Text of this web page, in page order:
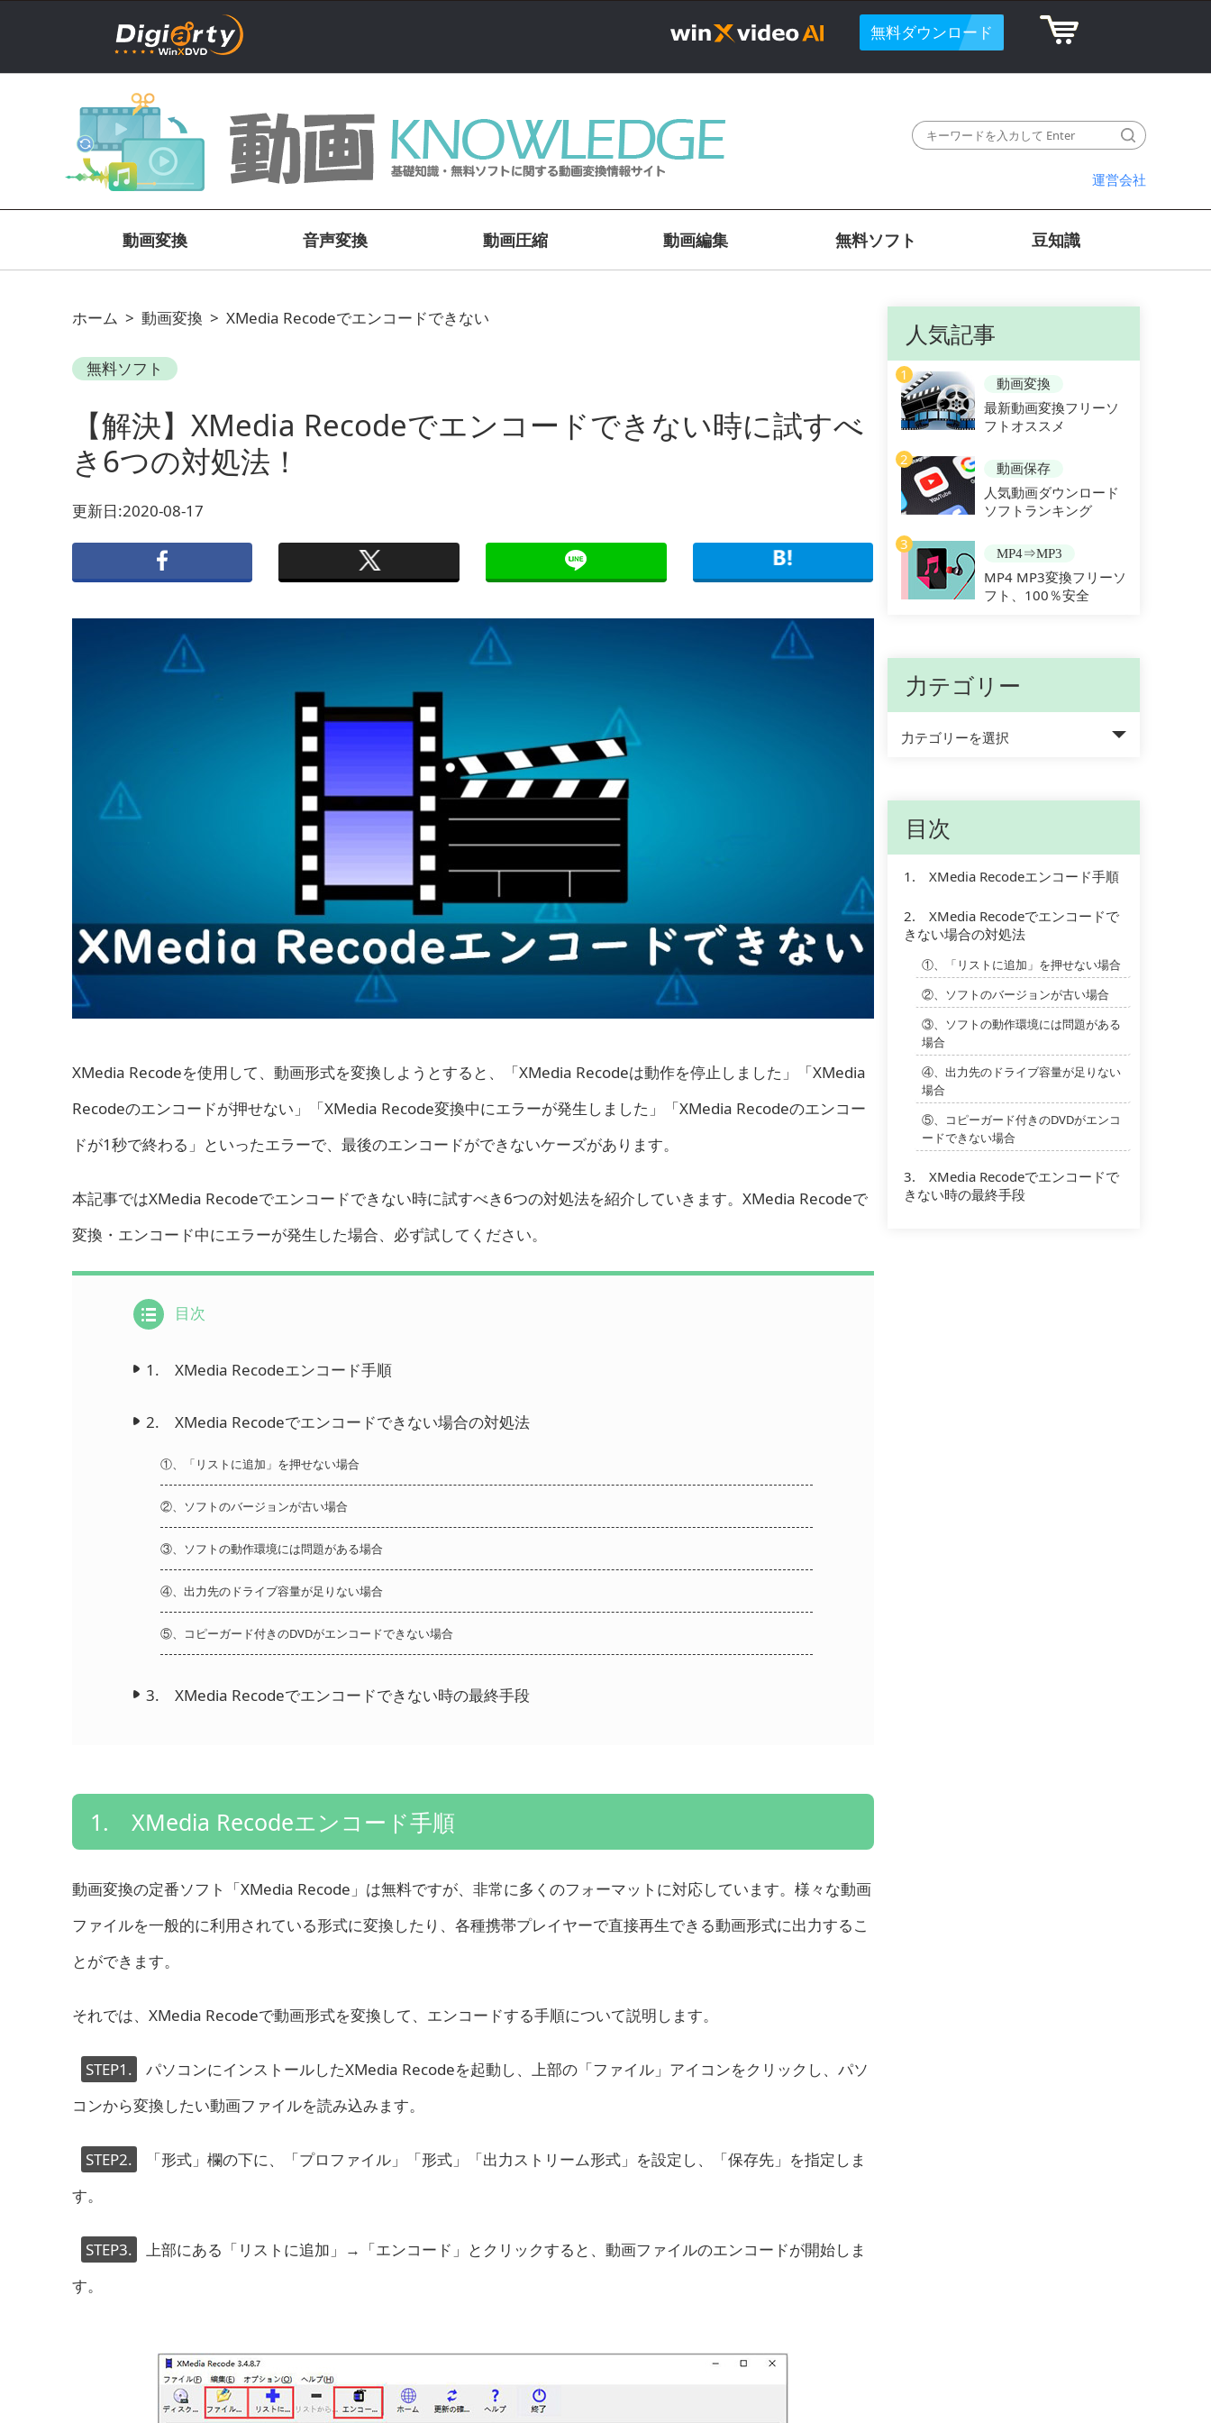
無料ダウンロード
運営会社
動画変換 音声変換 動画圧縮 動画編集 無料ソフト 豆知識
ホーム > 動画変換 > XMedia Recodeでエンコードできない
無料ソフト
【解決】XMedia Recodeでエンコードできない時に試すべ
き6つの対処法！
更新日:2020-08-17
XMedia Recodeを使用して、動画形式を変換しようとすると、「XMedia Recodeは動作を停止しました」「XMedia
Recodeのエンコードが押せない」「XMedia Recode変換中にエラーが発生しました」「XMedia Recodeのエンコー
ドが1秒で終わる」といったエラーで、最後のエンコードができないケーズがあります。
本記事ではXMedia Recodeでエンコードできない時に試すべき6つの対処法を紹介していきます。XMedia Recodeで
変換・エンコード中にエラーが発生した場合、必ず試してください。
目次
1. XMedia Recodeエンコード手順
2. XMedia Recodeでエンコードできない場合の対処法
①、「リストに追加」を押せない場合
②、ソフトのバージョンが古い場合
③、ソフトの動作環境には問題がある場合
④、出力先のドライブ容量が足りない場合
⑤、コピーガード付きのDVDがエンコードできない場合
3. XMedia Recodeでエンコードできない時の最終手段
1. XMedia Recodeエンコード手順
動画変換の定番ソフト「XMedia Recode」は無料ですが、非常に多くのフォーマットに対応しています。様々な動画
ファイルを一般的に利用されている形式に変換したり、各種携帯プレイヤーで直接再生できる動画形式に出力するこ
とができます。
それでは、 XMedia Recodeで動画形式を変換して、エンコードする手順について説明します。
STEP1.
パソコンにインストールしたXMedia Recodeを起動し、上部の「ファイル」アイコンをクリックし、パソ
コンから変換したい動画ファイルを読み込みます。
STEP2.
「形式」欄の下に、「プロファイル」「形式」「出力ストリーム形式」を設定し、「保存先」を指定しま
す。
STEP3.
上部にある「リストに追加」→「エンコード」とクリックすると、動画ファイルのエンコードが開始しま
す。
人気記事
1
動画変換
最新動画変換フリーソ
フトオススメ
2
動画保存
人気動画ダウンロード
ソフトランキング
3
MP4⇒MP3
MP4 MP3変換フリーソ
フト、100％安全
力テゴリー
力テゴリーを選択
目次
1. XMedia Recodeエンコード手順
2. XMedia Recodeでエンコードで
きない場合の対処法
①、「リストに追加」を押せない場合
②、ソフトのバージョンが古い場合
③、ソフトの動作環境には問題がある
場合
④、出力先のドライブ容量が足りない
場合
⑤、コピーガード付きのDVDがエンコ
ードできない場合
3. XMedia Recodeでエンコードで
きない時の最終手段